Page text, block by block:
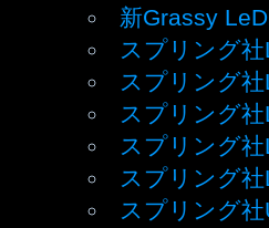
新Grassy
スプリング
スプリング
スプリング
スプリング
スプリング
スプリング